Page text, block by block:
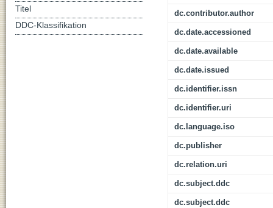
dc.contributor.author
dc.date.accessioned
dc.date.available
dc.date.issued
dc.identifier.issn
dc.identifier.uri
dc.language.iso
dc.publisher
dc.relation.uri
dc.subject.ddc
dc.subject.ddc
Titel
DDC-Klassifikation